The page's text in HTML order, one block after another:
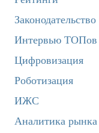
Законодательство
Интервью ТОПов
Цифровизация
Роботизация
ИЖС
Аналитика рынка